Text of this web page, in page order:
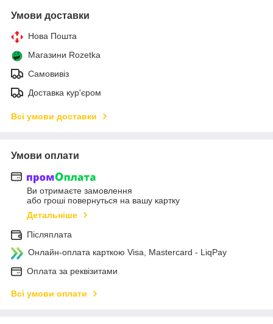
Умови доставки
Нова Пошта
Магазини Rozetka
Самовивіз
Доставка кур'єром
Всі умови доставки
Умови оплати
Ви отримаєте замовлення
або гроші повернуться на вашу картку
Детальніше
Післяплата
Онлайн-оплата карткою Visa, Mastercard - LiqPay
Оплата за реквізитами
Всі умови оплати